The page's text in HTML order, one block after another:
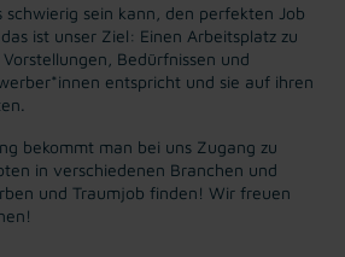
schwierig sein kann, den perfekten Job
ist unser Ziel: Einen Arbeitsplatz zu
Bedürfnissen und
entspricht und sie auf ihren
bekommt man bei uns Zugang zu
in verschiedenen Branchen und
und Traumjob finden! Wir freuen